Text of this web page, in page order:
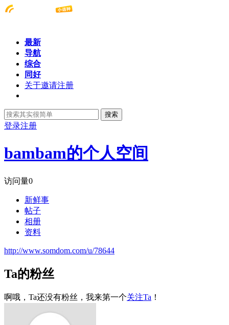
最新
导航
综合
同好
关于邀请注册
搜索
登录注册
bambam的个人空间
访问量0
新鲜事
帖子
相册
资料
http://www.somdom.com/u/78644
Ta的粉丝
啊哦，Ta还没有粉丝，我来第一个关注Ta ！